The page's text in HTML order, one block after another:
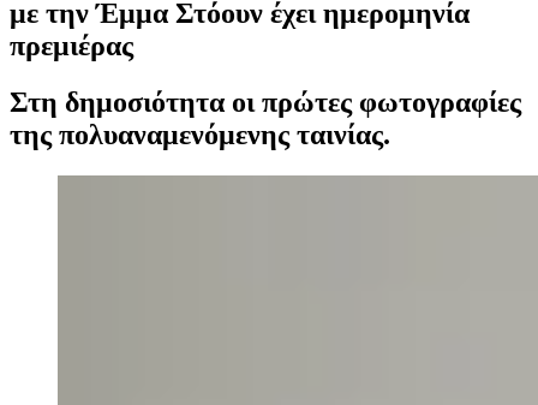
με την Έμμα Στόουν έχει ημερομηνία
πρεμιέρας
Στη δημοσιότητα οι πρώτες φωτογραφίες
της πολυαναμενόμενης ταινίας.